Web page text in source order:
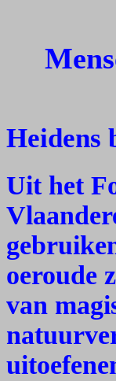
Heidens
Uit het
oeroude
van